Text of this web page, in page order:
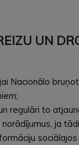
UN
Nacionālo
regulāri to
ja
sociālajos